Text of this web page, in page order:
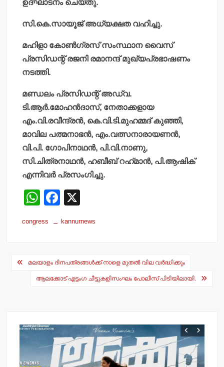
ഉദ്ഘാടനം ചെയ്തു.
സി.കെ.സായൂജ് അധ്യക്ഷത വഹിച്ചു.
മഹിളാ കോണ്‍ഗ്രസ് സംസ്ഥാന വൈസ്
പ്രസിഡന്റ് രജനി രമാനന്ദ് മുഖ്യപ്രഭാഷണം
നടത്തി.
മണ്ഡലം പ്രസിഡന്റ് അഡ്വ.
ടി.ആര്‍.മോഹന്‍ദാസ്, നേതാക്കളായ
എം.വി.രവീന്ദ്രന്‍, കെ.വി.ടി.മുഹമ്മദ് കുഞ്ഞി,
മാവില പത്മനാഭന്‍, എം.വത്സനാരായണന്‍,
വി.പി. ഗോപിനാഥന്‍, പി.വി.നാണു,
സി.ചിത്രനാഥന്‍, ഹബീബ് റഹ്‌മാന്‍, പി.ആഷിക്
എന്നിവര്‍ പ്രസംഗിച്ചു.
W
at
A
p
F
a
c
b
o
congress kannurnews
Post
navigation
മലയാളം ദിനപത്രങ്ങള്‍ക്ക് നാളെ മുതല്‍ വില വര്‍ദ്ധിക്കും
ആലക്കോട് എട്ടംഗ ചീട്ടുകളിസംഘം പോലീസ് പിടിയിലായി.